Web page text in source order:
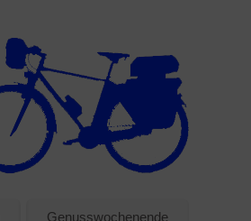
Genusswochenende